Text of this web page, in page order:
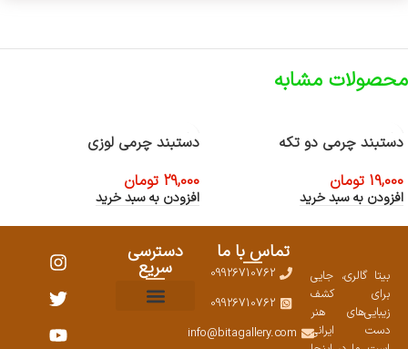
محصولات مشابه
دستبند چرمی دو تکه
19,000 تومان
افزودن به سبد خرید
دستبند چرمی لوزی
29,000 تومان
افزودن به سبد خرید
بیتا گالری، جایی
برای کشف
زیبایی‌های هنر
دست ایرانی
تماس با ما
09926710762
09926710762
info@bitagallery.com
دسترسی
سریع